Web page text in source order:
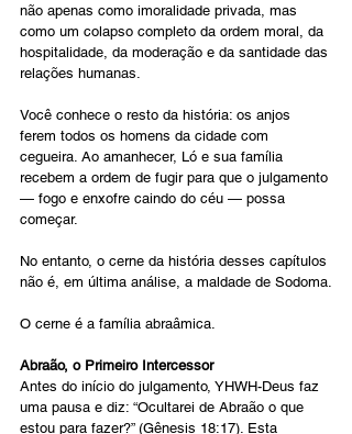
não apenas como imoralidade privada, mas
como um colapso completo da ordem moral, da
hospitalidade, da moderação e da santidade das
relações humanas.
Você conhece o resto da história: os anjos
ferem todos os homens da cidade com
cegueira. Ao amanhecer, Ló e sua família
recebem a ordem de fugir para que o julgamento
— fogo e enxofre caindo do céu — possa
começar.
No entanto, o cerne da história desses capítulos
não é, em última análise, a maldade de Sodoma.
O cerne é a família abraâmica.
Abraão, o Primeiro Intercessor
Antes do início do julgamento, YHWH-Deus faz
uma pausa e diz: “Ocultarei de Abraão o que
estou para fazer?” (Gênesis 18:17). Esta